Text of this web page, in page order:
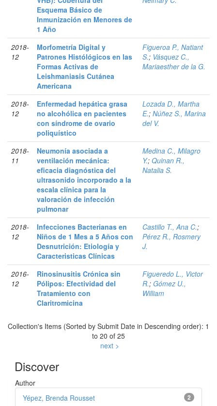
Esquema Básico de
Inmunización en Menores de
1 Año
2018-
12
Morfometría Digital y
Patrones Histólógicos en las
Formas Activas de
Leishmaniasis Cutánea
Americana
Figueroa P., Natiant
S.; Vásquez C.,
Mariaesther de la G.
2018-
12
Enfermedad hepática grasa
no alcohólica en pacientes
con síndrome de ovario
poliquístico
Lozada D., Martha
E.; Núñez S., Marina
del V.
2018-
11
Neumonía asociada a
ventilación mecánica:
eficacia diagnóstica del
ultrasonido incorporado a la
escala clínica para la
valoración de infección
pulmonar
Medina C., Milagro
Y.; Quinan R.,
Natalia S.
2018-
12
Infecciones Bacterianas en
Niños de 1 Mes a 5 Años con
Desnutrición: Etiología y
Caracteristicas Clínicas
Castillo T., Ana C.;
Pérez R., Rosmery
J.
2016-
12
Rinosinusitis Crónica sin
Pólipos: Efectividad del
Tratamiento con
Claritromicina
Figueredo L., Victor
R.; Gómez U.,
William
Collection's Items (Sorted by Submit Date in Descending order): 1
to 20 of 25
next >
Discover
Author
2
Yépez, Brenda Rousset